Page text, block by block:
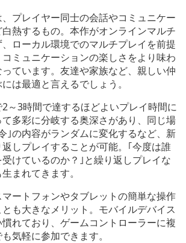
プレイヤー同士の会話やコミュニケー
熱するもの。本作がオンラインマルチ
ローカル環境でのマルチプレイを前提
ミュニケーションの楽しさをより味わ
ています。友達や家族など、親しい仲
は最適と言えるでしょう。
～3時間で達するほどよいプレイ時間に
多彩に分岐する奥深さがあり、同じ場
｣の内容がランダムに変化するなど、新
しプレイすることが可能。｢今度は誰
けているのか？｣と繰り返しプレイな
まれてきます。
ートフォンやタブレットの簡単な操作
も大きなメリット。モバイルデバイス
れており、ゲームコントローラーに複
気軽に参加できます。